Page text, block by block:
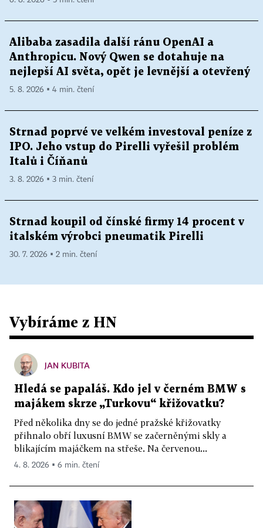
Alibaba zasadila další ránu OpenAI a
Anthropicu. Nový Qwen se dotahuje na
nejlepší AI světa, opět je levnější a otevřený
5. 8. 2026 ▪ 4 min. čtení
Strnad poprvé ve velkém investoval peníze z
IPO. Jeho vstup do Pirelli vyřešil problém
Italů i Číňanů
3. 8. 2026 ▪ 3 min. čtení
Strnad koupil od čínské firmy 14 procent v
italském výrobci pneumatik Pirelli
30. 7. 2026 ▪ 2 min. čtení
Vybíráme z HN
JAN KUBITA
Hledá se papaláš. Kdo jel v černém BMW s
majákem skrze „Turkovu“ křižovatku?
Před několika dny se do jedné pražské křižovatky
přihnalo obří luxusní BMW se začerněnými skly a
blikajícím majáčkem na střeše. Na červenou...
4. 8. 2026 ▪ 6 min. čtení